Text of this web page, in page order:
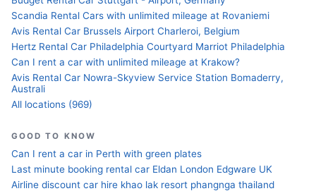
Scandia Rental Cars with unlimited mileage at Rovaniemi
Avis Rental Car Brussels Airport Charleroi, Belgium
Hertz Rental Car Philadelphia Courtyard Marriot Philadelphia
Can I rent a car with unlimited mileage at Krakow?
Avis Rental Car Nowra-Skyview Service Station Bomaderry,
Australi
All locations (969)
GOOD TO KNOW
Can I rent a car in Perth with green plates
Last minute booking rental car Eldan London Edgware UK
Airline discount car hire khao lak resort phangnga thailand